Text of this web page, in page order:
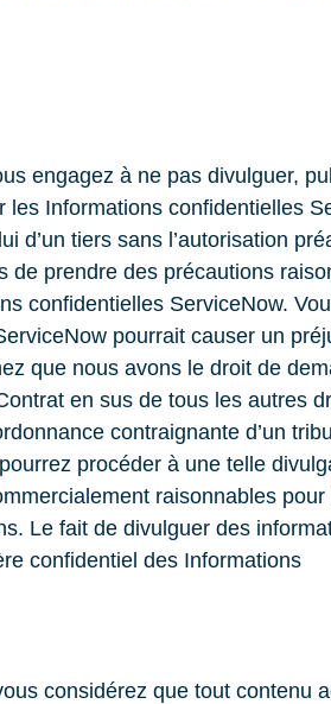
engagez à ne pas divulguer,
Informations confidentielles
d’un tiers sans l’autorisation
de prendre des précautions
confidentielles ServiceNow.
pourrait causer un
que nous avons le droit de
en sus de tous les autres
contraignante d’un
procéder à une telle
raisonnables pour
Le fait de divulguer des
confidentiel des Informations
considérez que tout contenu